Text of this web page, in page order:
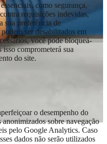
como segurança,
requisições indevidas,
sua preferência de
ser desabilitados em
você pode bloqueá-
comprometerá sua
do site.
o desempenho do
sobre navegação
pelo Google Analytics. Caso
dados não serão utilizados